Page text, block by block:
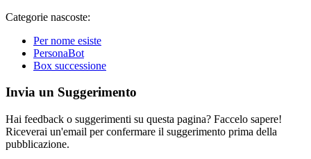
Categorie nascoste:
Per nome esiste
PersonaBot
Box successione
Invia un Suggerimento
Hai feedback o suggerimenti su questa pagina? Faccelo sapere!
Riceverai un'email per confermare il suggerimento prima della
pubblicazione.